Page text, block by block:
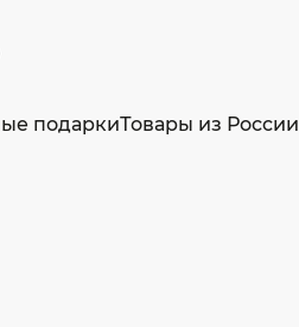
подаркиТовары из России